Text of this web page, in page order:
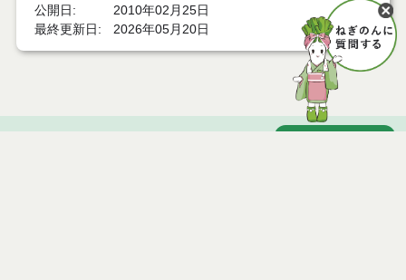
公開日
2010年02月25日
最終更新日
2026年05月20日